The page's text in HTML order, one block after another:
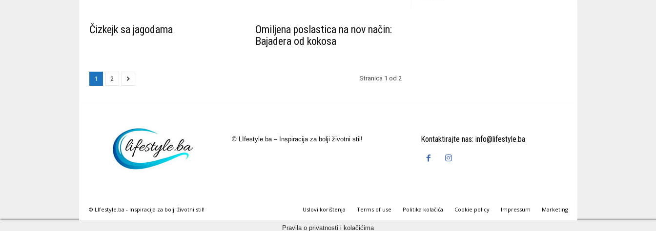
Čizkejk sa jagodama
Omiljena poslastica na nov način:
Bajadera od kokosa
1 2 Stranica 1 od 2
© LIfestyle.ba – Inspiracija za bolji životni stil! Kontaktirajte nas: info@lifestyle.ba
Uslovi korištenja Terms of use Politika kolačića Cookie policy Impressum Marketing
© LIfestyle.ba - Inspiracija za bolji životni stil!
Pravila o privatnosti i kolačićima